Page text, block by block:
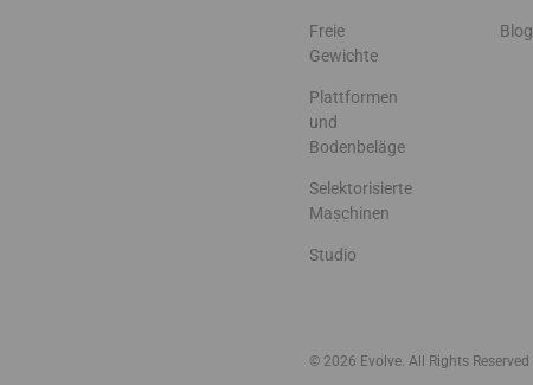
Freie
Gewichte
Plattformen
und
Bodenbeläge
Selektorisierte
Maschinen
Studio
Blog
© 2026 Evolve. All Rights Reserved